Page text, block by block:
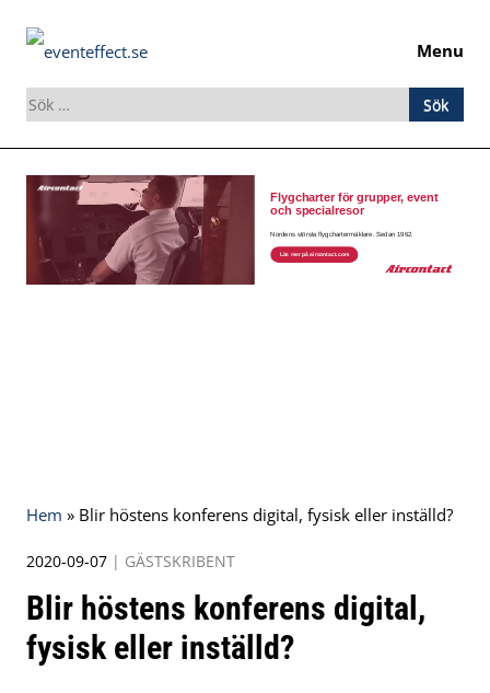
Menu
Sök
efter:
Skip
content
Hem » Blir höstens konferens digital, fysisk eller inställd?
2020-09-07 | GÄSTSKRIBENT
Blir höstens konferens digital,
fysisk eller inställd?